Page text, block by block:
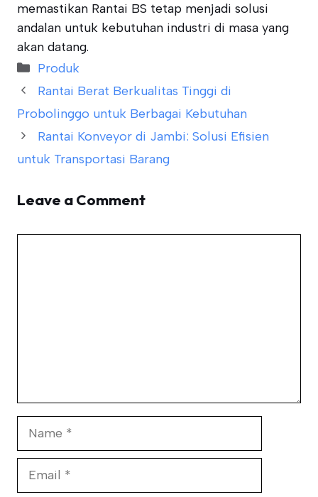
memastikan Rantai BS tetap menjadi solusi
andalan untuk kebutuhan industri di masa yang
akan datang.
Categories
Produk
Rantai Berat Berkualitas Tinggi di
Probolinggo untuk Berbagai Kebutuhan
Rantai Konveyor di Jambi: Solusi Efisien
untuk Transportasi Barang
Leave a Comment